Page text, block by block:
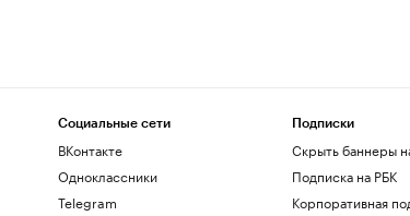
Социальные сети
ВКонтакте
Одноклассники
Telegram
Подписки
Скрыть баннеры
Подписка на РБК
Корпоративная